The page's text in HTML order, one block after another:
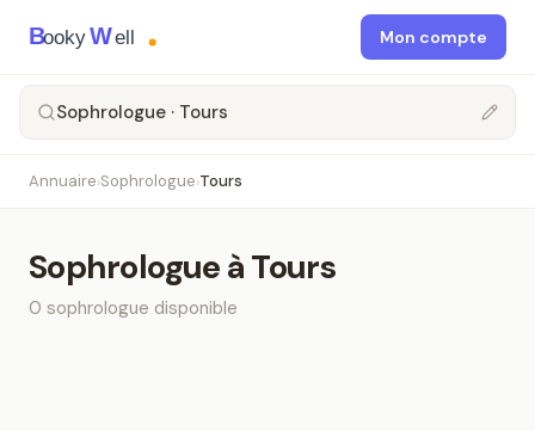
BookyWell Mon compte
Sophrologue · Tours
Annuaire›Sophrologue›Tours
SophrologueàTours
0 sophrologue disponible